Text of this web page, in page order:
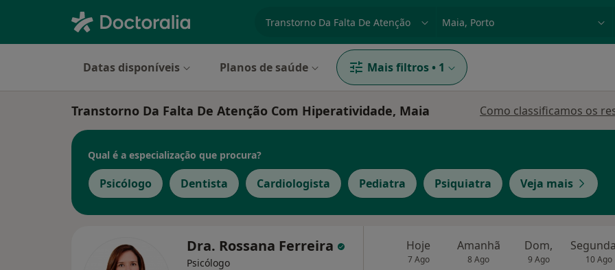
Datas disponíveis Planos de saúde Mais filtros • 1
Transtorno Da Falta De Atenção Com Hiperatividade, Maia Como classificamos os
Qual é a especialização que procura?
Psicólogo Dentista Cardiologista Pediatra Psiquiatra Veja mais
Dra. Rossana Ferreira
Psicólogo
Hoje
7 Ago
Amanhã
8 Ago
Dom,
9 Ago 10 Ago